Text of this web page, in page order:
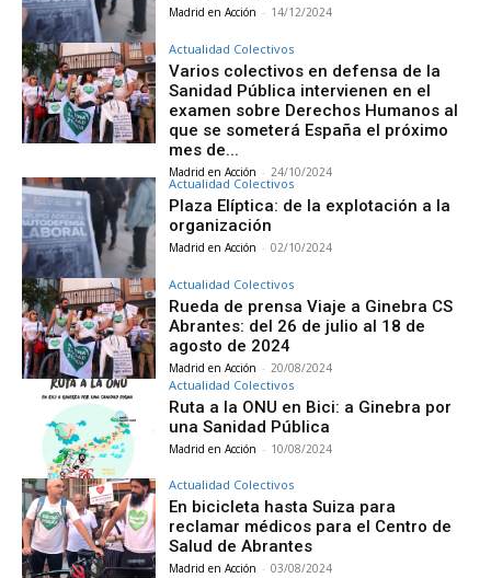
Madrid en Acción - 14/12/2024
Actualidad Colectivos
Varios colectivos en defensa de la
Sanidad Pública intervienen en el
examen sobre Derechos Humanos al
que se someterá España el próximo
mes de...
Madrid en Acción - 24/10/2024
Actualidad Colectivos
Plaza Elíptica: de la explotación a la
organización
Madrid en Acción - 02/10/2024
Actualidad Colectivos
Rueda de prensa Viaje a Ginebra CS
Abrantes: del 26 de julio al 18 de
agosto de 2024
Madrid en Acción - 20/08/2024
Actualidad Colectivos
Ruta a la ONU en Bici: a Ginebra por
una Sanidad Pública
Madrid en Acción - 10/08/2024
Actualidad Colectivos
En bicicleta hasta Suiza para
reclamar médicos para el Centro de
Salud de Abrantes
Madrid en Acción - 03/08/2024